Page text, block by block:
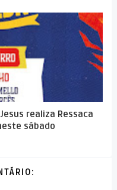
realiza Ressaca
sábado